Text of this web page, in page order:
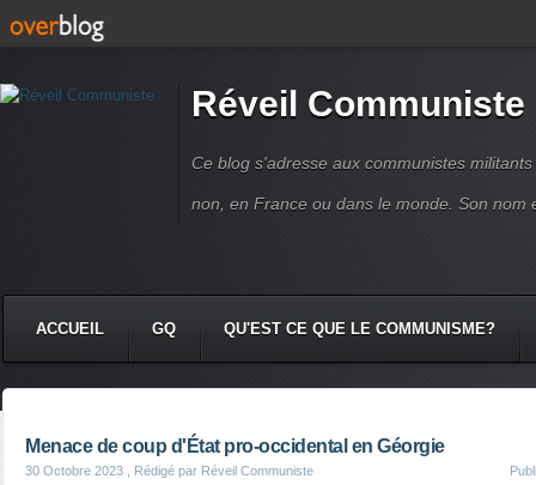
Réveil Communiste
Ce blog s'adresse aux communistes
non, en France ou dans le monde. Son nom
ACCUEIL GQ QU'EST CE QUE LE COMMUNISME?
Menace de coup d'État pro-occidental en Géorgie
30 Octobre 2023 , Rédigé par Réveil Communiste